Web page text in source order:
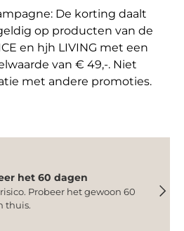
De korting daalt
op producten van de
en hjh LIVING met een
van € 49,-. Niet
met andere promoties.
het 60 dagen
Probeer het gewoon 60
thuis.